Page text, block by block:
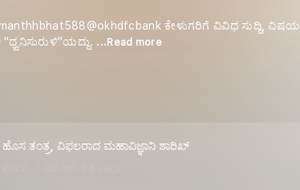
ಕೇಳುಗರಿಗೆ ವಿವಿಧ ಸುದ್ದಿ,
...Read more
ತಂತ್ರ, ವಿಫಲರಾದ ಮಹಾವಿಜ್ಞಾನಿ ಶಾರಿಖ್